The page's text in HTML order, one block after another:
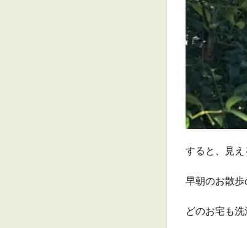
すると、見え
早朝のお散歩
どのお宅も